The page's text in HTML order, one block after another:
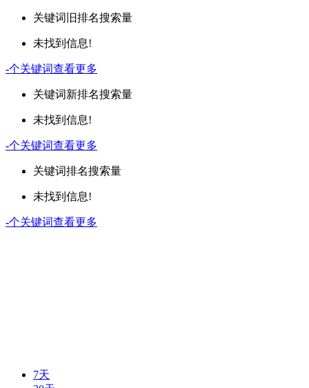
关键词 旧排名搜索量
未找到信息!
-个关键词查看更多
关键词新排名搜索量
未找到信息!
-个关键词查看更多
关键词排名搜索量
未找到信息!
-个关键词查看更多
7天